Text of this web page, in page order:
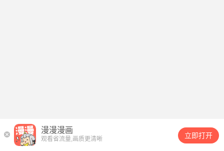
漫漫漫画
观看省流量,画质更清晰 立即打开